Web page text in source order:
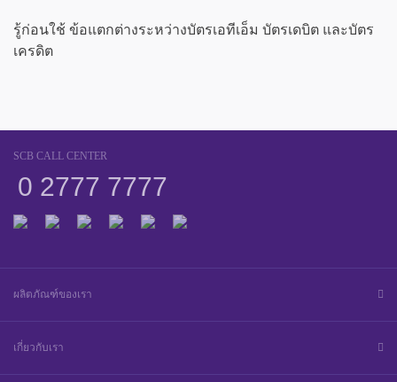
รู้ก่อนใช้ ข้อแตกต่างระหว่างบัตรเอทีเอ็ม บัตรเดบิต และบัตร
เครดิต
SCB CALL CENTER
0 2777 7777
ผลิตภัณฑ์ของเรา
เกี่ยวกับเรา